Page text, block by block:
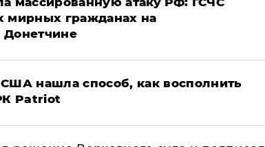
мирных гражданах на
нашла способ, как восполнить
Patriot